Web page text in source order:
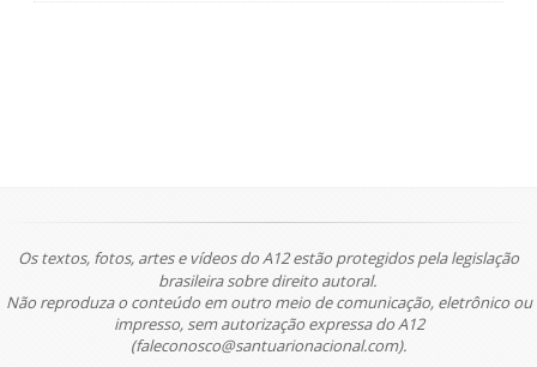
Os textos, fotos, artes e vídeos do A12 estão protegidos pela legislação
brasileira sobre direito autoral.
Não reproduza o conteúdo em outro meio de comunicação, eletrônico ou
impresso, sem autorização expressa do A12
(faleconosco@santuarionacional.com).